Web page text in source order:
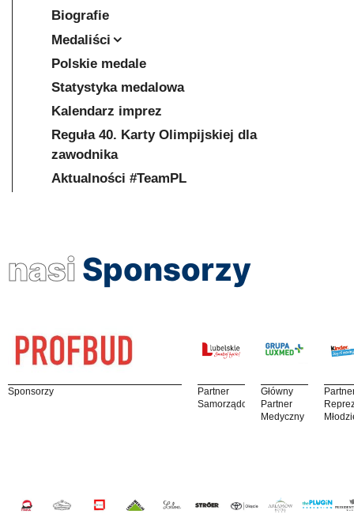
Biografie
Medaliści
Polskie medale
Statystyka medalowa
Kalendarz imprez
Reguła 40. Karty Olimpijskiej dla
zawodnika
Aktualności #TeamPL
nasi Sponsorzy
Sponsorzy
Partner
Samorządowy
Główny
Partner
Medyczny